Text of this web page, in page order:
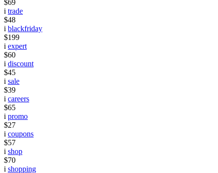
$69
i trade
$48
i blackfriday
$199
i expert
$60
i discount
$45
i sale
$39
i careers
$65
i promo
$27
i coupons
$57
i shop
$70
i shopping